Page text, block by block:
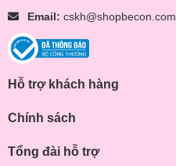
Email: cskh@shopbecon.com
Hỗ trợ khách hàng
Chính sách
Tổng đài hỗ trợ